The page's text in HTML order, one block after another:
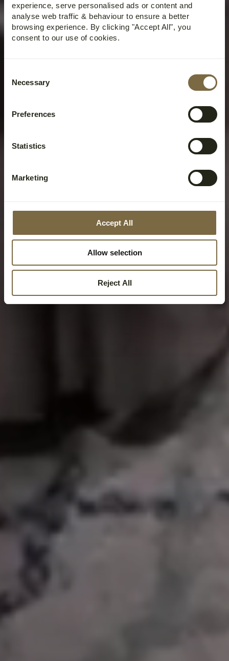
experience, serve personalised ads or content and
analyse web traffic & behaviour to ensure a better
browsing experience. By clicking "Accept All", you
consent to our use of cookies.
Selection
Necessary
Preferences
Statistics
Marketing
Accept All
Allow selection
Reject All